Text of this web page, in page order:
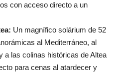
con acceso directo a un
Un magnífico solárium de 52
al Mediterráneo, al
a las colinas históricas de Altea
para cenas al atardecer y